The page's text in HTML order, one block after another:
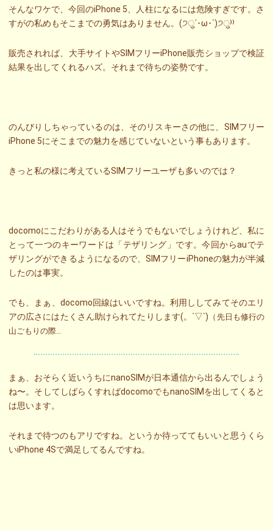
そんなワケで、今回のiPhone 5、人柱になるには危険すぎです。さ
すがの私めもそこまでの勇気はありません。(੭ु´･ω･`)੭ु⁾⁾
販売されれば、大手サイトやSIMフリーiPhone販売ショップで検証
結果を出してくれるハズ。それまで待ちの姿勢です。
のんびりしちゃっているのは、そのリスキーさの他に、SIMフリー
iPhone 5にそこまでの魅力を感じていないという事もあります。
きっと私の様に考えているSIMフリーユーザも多いのでは？
docomoにこだわりがある人はそうでもないでしょうけれど、私に
とって一つのキーワードは「テザリング」です。今回からauでテ
ザリングができるようになるので、SIMフリーiPhoneの魅力が半減
したのは事実。
でも、まぁ、docomo回線はいいですね。利用ししてみてそのエリ
アの広さにはたくさん助けられてたりします(。´▽`) （先日も修行の
山ごもりの際…
まぁ、おそらく近いうちにnanoSIMが日本通信から出るんでしょう
ね〜。そしてしばらくすればdocomoでもnanoSIMを出してくると
は思います。
それまで待つのもアリですね。というか待っててもいいと思うくら
いiPhone 4Sで満足してるんですね。